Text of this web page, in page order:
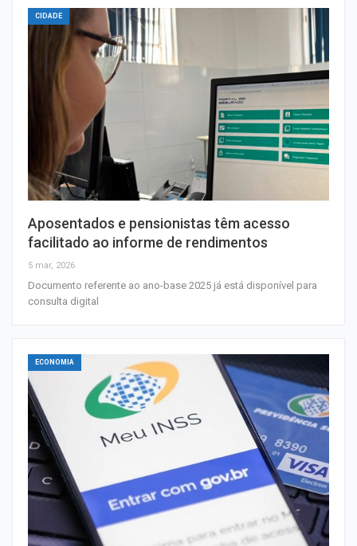
CIDADE
Aposentados e pensionistas têm acesso
facilitado ao informe de rendimentos
5 mar, 2026
Documento referente ao ano-base 2025 já está disponível para
consulta digital
ECONOMIA